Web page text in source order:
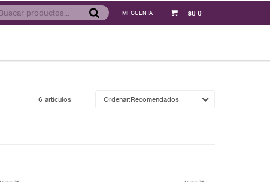
$U 0
6 artículos Recomendados